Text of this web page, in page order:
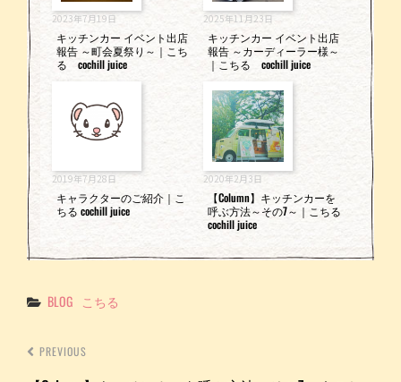
2023年7月19日
キッチンカー イベント出店
報告 ～町会夏祭り～｜こち
る cochill juice
2025年11月23日
キッチンカー イベント出店
報告 ～カーディーラー様～
｜こちる cochill juice
2019年7月28日
キャラクターのご紹介｜こ
ちる cochill juice
2020年2月3日
【Column】キッチンカーを
呼ぶ方法～その7～｜こちる
cochill juice
Categories
BLOG こちる
PREVIOUS